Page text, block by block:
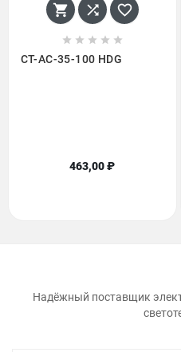
  
    
CT-AC-35-100 HDG
463,00 ₽
Надёжный поставщик